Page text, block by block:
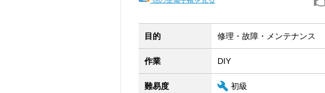
目的 修理・故障・メンテナンス
作業 DIY
難易度 初級